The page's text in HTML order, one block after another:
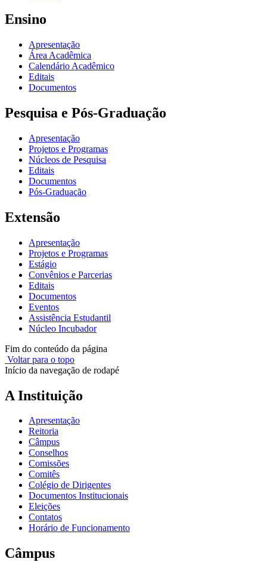
Ensino
Apresentação
Área Acadêmica
Calendário Acadêmico
Editais
Documentos
Pesquisa e Pós-Graduação
Apresentação
Projetos e Programas
Núcleos de Pesquisa
Editais
Documentos
Pós-Graduação
Extensão
Apresentação
Projetos e Programas
Estágio
Convênios e Parcerias
Editais
Documentos
Eventos
Assistência Estudantil
Núcleo Incubador
Fim do conteúdo da página
Voltar para o topo
Início da navegação de rodapé
A Instituição
Apresentação
Reitoria
Câmpus
Conselhos
Comissões
Comitês
Colégio de Dirigentes
Documentos Institucionais
Eleições
Contatos
Horário de Funcionamento
Câmpus